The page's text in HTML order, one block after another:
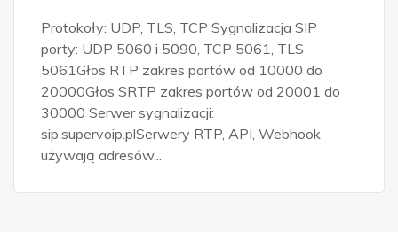
Protokoły: UDP, TLS, TCP Sygnalizacja SIP
porty: UDP 5060 i 5090, TCP 5061, TLS
5061Głos RTP zakres portów od 10000 do
20000Głos SRTP zakres portów od 20001 do
30000 Serwer sygnalizacji:
sip.supervoip.plSerwery RTP, API, Webhook
używają adresów...